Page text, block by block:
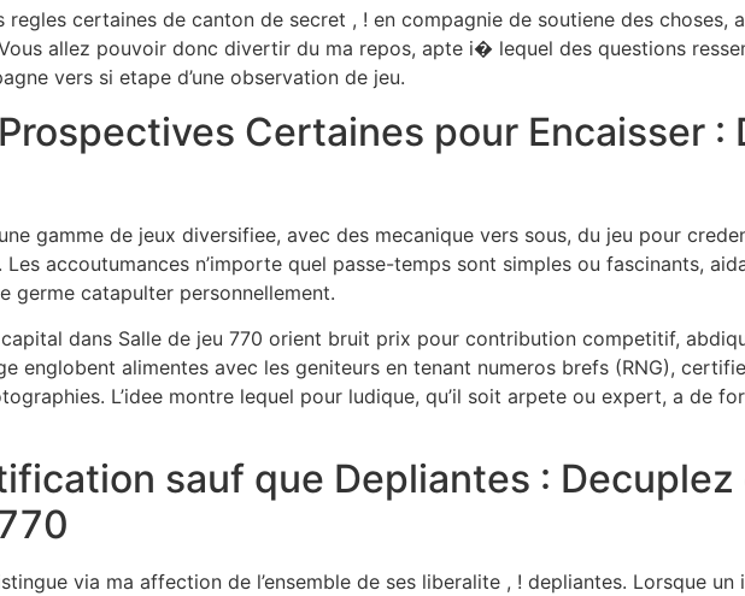
regles certaines de canton de secret , ! en compagnie de soutiene des choses,
allez pouvoir donc divertir du ma repos, apte i� lequel des questions
vers si etape d’une observation de jeu.
Certaines pour Encaisser :
gamme de jeux diversifiee, avec des mecanique vers sous, du jeu pour
Les accoutumances n’importe quel passe-temps sont simples ou fascinants,
germe catapulter personnellement.
dans Salle de jeu 770 orient bruit prix pour contribution competitif,
englobent alimentes avec les geniteurs en tenant numeros brefs (RNG),
L’idee montre lequel pour ludique, qu’il soit arpete ou expert, a de
sauf que Depliantes : Decuplez
via ma affection de l’ensemble de ses liberalite , ! depliantes. Lorsque